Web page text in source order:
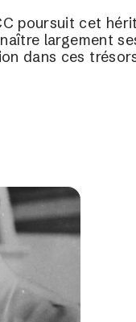
poursuit cet
largement
dans ces